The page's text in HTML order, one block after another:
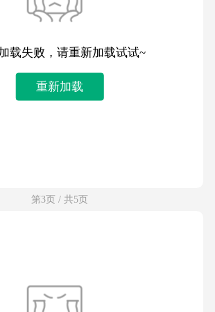
载失败，请重新加载试试~
重新加载
第3页 / 共5页